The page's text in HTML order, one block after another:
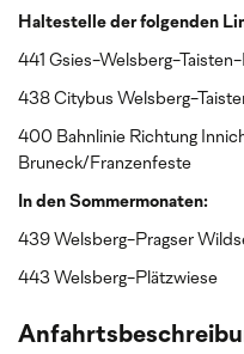
Haltestelle der folgenden
441 Gsies-Welsberg-
438 Citybus Welsberg-
400 Bahnlinie Richtung
Bruneck/Franzenfeste
In den Sommermonaten:
439 Welsberg-Pragser
443 Welsberg-Plätzwiese